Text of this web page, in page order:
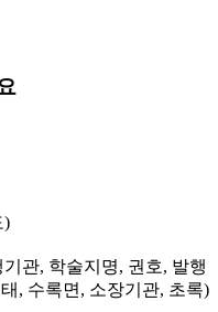
)
관, 학술지명, 권호, 발행
, 수록면, 소장기관, 초록)